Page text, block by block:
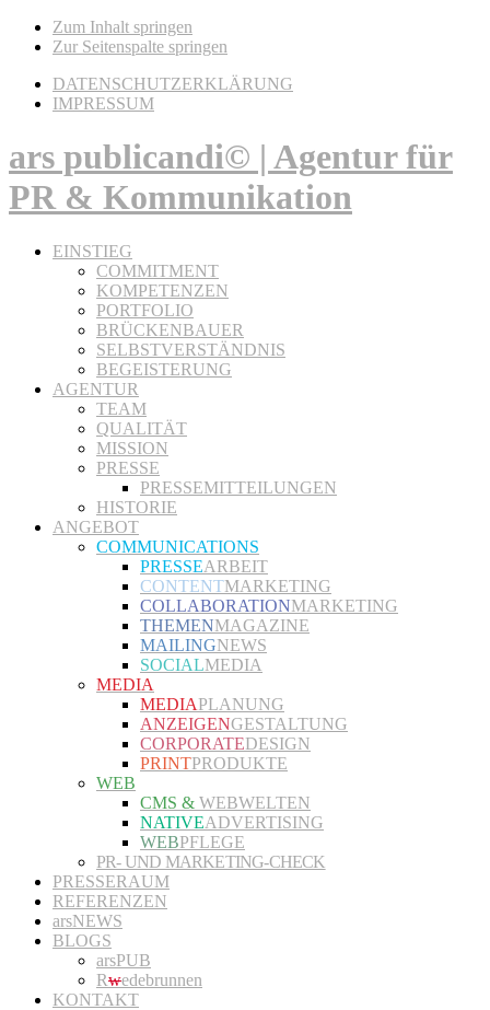
Zum Inhalt springen
Zur Seitenspalte springen
DATENSCHUTZERKLÄRUNG
IMPRESSUM
ars publicandi© | Agentur für
PR & Kommunikation
EINSTIEG
COMMITMENT
KOMPETENZEN
PORTFOLIO
BRÜCKENBAUER
SELBSTVERSTÄNDNIS
BEGEISTERUNG
AGENTUR
TEAM
QUALITÄT
MISSION
PRESSE
PRESSEMITTEILUNGEN
HISTORIE
ANGEBOT
COMMUNICATIONS
PRESSEARBEIT
CONTENTMARKETING
COLLABORATIONMARKETING
THEMENMAGAZINE
MAILINGNEWS
SOCIALMEDIA
MEDIA
MEDIAPLANUNG
ANZEIGENGESTALTUNG
CORPORATEDESIGN
PRINTPRODUKTE
WEB
CMS & WEBWELTEN
NATIVEADVERTISING
WEBPFLEGE
PR- UND MARKETING-CHECK
PRESSERAUM
REFERENZEN
arsNEWS
BLOGS
arsPUB
Rwedebrunnen
KONTAKT